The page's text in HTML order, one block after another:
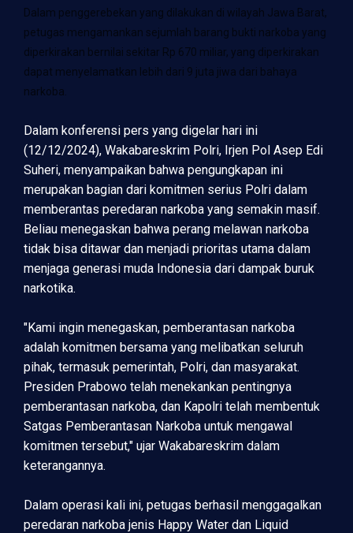
Dalam penggerebekan yang dilakukan di wilayah Jawa Barat,
petugas mengamankan sejumlah barang bukti narkoba yang
diperkirakan bernilai sekitar Rp 670 miliar, yang diperkirakan
dapat menyelamatkan lebih dari 9 juta jiwa dari bahaya
narkoba.
Dalam konferensi pers yang digelar hari ini
(12/12/2024), Wakabareskrim Polri, Irjen Pol Asep Edi
Suheri, menyampaikan bahwa pengungkapan ini
merupakan bagian dari komitmen serius Polri dalam
memberantas peredaran narkoba yang semakin masif.
Beliau menegaskan bahwa perang melawan narkoba
tidak bisa ditawar dan menjadi prioritas utama dalam
menjaga generasi muda Indonesia dari dampak buruk
narkotika.
"Kami ingin menegaskan, pemberantasan narkoba
adalah komitmen bersama yang melibatkan seluruh
pihak, termasuk pemerintah, Polri, dan masyarakat.
Presiden Prabowo telah menekankan pentingnya
pemberantasan narkoba, dan Kapolri telah membentuk
Satgas Pemberantasan Narkoba untuk mengawal
komitmen tersebut," ujar Wakabareskrim dalam
keterangannya.
Dalam operasi kali ini, petugas berhasil menggagalkan
peredaran narkoba jenis Happy Water dan Liquid